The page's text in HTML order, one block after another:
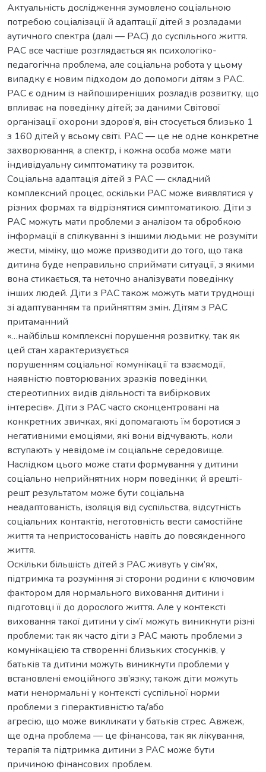
Актуальність дослідження зумовлено соціальною
потребою соціалізації й адаптації дітей з розладами
аутичного спектра (далі — РАС) до суспільного життя.
РАС все частіше розглядається як психологіко-
педагогічна проблема, але соціальна робота у цьому
випадку є новим підходом до допомоги дітям з РАС.
РАС є одним із найпоширеніших розладів розвитку, що
впливає на поведінку дітей; за даними Світової
організації охорони здоров’я, він стосується близько 1
з 160 дітей у всьому світі. РАС — це не одне конкретне
захворювання, а спектр, і кожна особа може мати
індивідуальну симптоматику та розвиток.
Соціальна адаптація дітей з РАС — складний
комплексний процес, оскільки РАС може виявлятися у
різних формах та відрізнятися симптоматикою. Діти з
РАС можуть мати проблеми з аналізом та обробкою
інформації в спілкуванні з іншими людьми: не розуміти
жести, міміку, що може призводити до того, що така
дитина буде неправильно сприймати ситуації, з якими
вона стикається, та неточно аналізувати поведінку
інших людей. Діти з РАС також можуть мати труднощі
зі адаптуванням та прийняттям змін. Дітям з РАС
притаманний
«…найбільш комплексні порушення розвитку, так як
цей стан характеризується
порушенням соціальної комунікації та взаємодії,
наявністю повторюваних зразків поведінки,
стереотипних видів діяльності та вибіркових
інтересів». Діти з РАС часто сконцентровані на
конкретних звичках, які допомагають їм боротися з
негативними емоціями, які вони відчувають, коли
вступають у невідоме їм соціальне середовище.
Наслідком цього може стати формування у дитини
соціально неприйнятних норм поведінки; й врешті-
решт результатом може бути соціальна
неадаптованість, ізоляція від суспільства, відсутність
соціальних контактів, неготовність вести самостійне
життя та непристосованість навіть до повсякденного
життя.
Оскільки більшість дітей з РАС живуть у сім’ях,
підтримка та розуміння зі сторони родини є ключовим
фактором для нормального виховання дитини і
підготовці її до дорослого життя. Але у контексті
виховання такої дитини у сім’ї можуть виникнути різні
проблеми: так як часто діти з РАС мають проблеми з
комунікацією та створенні близьких стосунків, у
батьків та дитини можуть виникнути проблеми у
встановлені емоційного зв’язку; також діти можуть
мати ненормальні у контексті суспільної норми
проблеми з гіперактивністю та/або
агресію, що може викликати у батьків стрес. Авжеж,
ще одна проблема — це фінансова, так як лікування,
терапія та підтримка дитини з РАС може бути
причиною фінансових проблем.